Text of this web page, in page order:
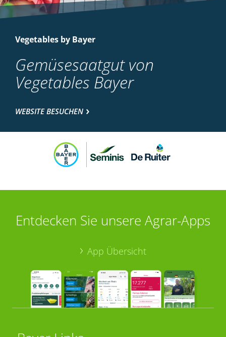
Vegetables by Bayer
Gemüsesaatgut von
Vegetables Bayer
WEBSITE BESUCHEN
Entdecken Sie unsere Agrar-Apps
App Übersicht